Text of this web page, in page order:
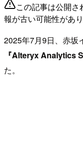
この記事は公開
報が古い可能性があ
2025年7月9日、赤坂
『Alteryx Analytics
た。